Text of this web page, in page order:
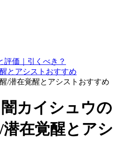
評価｜引くべき？
とアシストおすすめ
/潜在覚醒とアシストおすすめ
闇カイシュウの
在覚醒とアシ